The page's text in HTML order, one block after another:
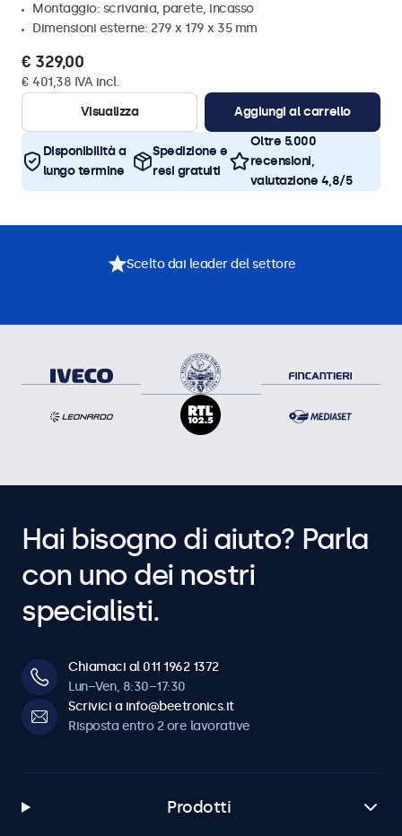
Montaggio: scrivania, parete, incasso
Dimensioni esterne: 279 x 179 x 35 mm
€ 329,00
€ 401,38 IVA incl.
Visualizza
Aggiungi al carrello
Disponibilità a
lungo termine
Spedizione e
resi gratuiti
Oltre 5.000
recensioni,
valutazione 4,8/5
Scelto dai leader del settore
Hai bisogno di aiuto? Parla
con uno dei nostri
specialisti.
Chiamaci al 011 1962 1372
Lun–Ven, 8:30–17:30
Scrivici a info@beetronics.it
Risposta entro 2 ore lavorative
Prodotti